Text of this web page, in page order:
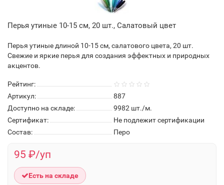
Перья утиные 10-15 см, 20 шт., Салатовый цвет
Перья утиные длиной 10-15 см, салатового цвета, 20 шт.
Свежие и яркие перья для создания эффектных и природных
акцентов.
Рейтинг:
Артикул:
887
Доступно на складе:
9982 шт./м.
Сертификат:
Не подлежит сертификации
Состав:
Перо
95 ₽/уп
Есть на складе